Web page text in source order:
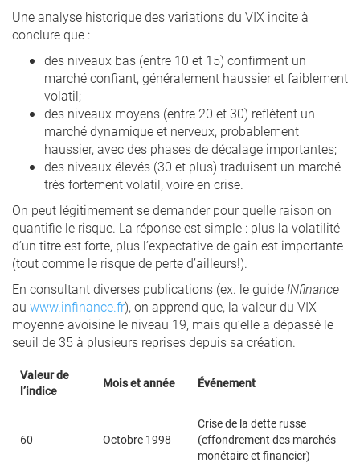
Une analyse historique des variations du VIX incite à
conclure que :
des niveaux bas (entre 10 et 15) confirment un
marché confiant, généralement haussier et faiblement
volatil;
des niveaux moyens (entre 20 et 30) reflètent un
marché dynamique et nerveux, probablement
haussier, avec des phases de décalage importantes;
des niveaux élevés (30 et plus) traduisent un marché
très fortement volatil, voire en crise.
On peut légitimement se demander pour quelle raison on
quantifie le risque. La réponse est simple : plus la volatilité
d’un titre est forte, plus l’expectative de gain est importante
(tout comme le risque de perte d’ailleurs!).
En consultant diverses publications (ex. le guide INfinance
au www.infinance.fr), on apprend que, la valeur du VIX
moyenne avoisine le niveau 19, mais qu’elle a dépassé le
seuil de 35 à plusieurs reprises depuis sa création.
Valeur de
l’indice
Mois et année Événement
60 Octobre 1998
Crise de la dette russe
(effondrement des marchés
monétaire et financier)